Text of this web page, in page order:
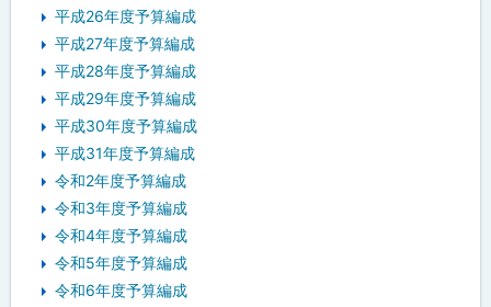
平成26年度予算編成
平成27年度予算編成
平成28年度予算編成
平成29年度予算編成
平成30年度予算編成
平成31年度予算編成
令和2年度予算編成
令和3年度予算編成
令和4年度予算編成
令和5年度予算編成
令和6年度予算編成